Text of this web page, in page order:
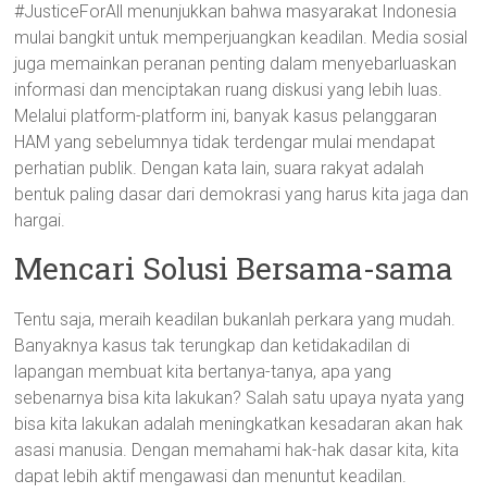
#JusticeForAll menunjukkan bahwa masyarakat Indonesia
mulai bangkit untuk memperjuangkan keadilan. Media sosial
juga memainkan peranan penting dalam menyebarluaskan
informasi dan menciptakan ruang diskusi yang lebih luas.
Melalui platform-platform ini, banyak kasus pelanggaran
HAM yang sebelumnya tidak terdengar mulai mendapat
perhatian publik. Dengan kata lain, suara rakyat adalah
bentuk paling dasar dari demokrasi yang harus kita jaga dan
hargai.
Mencari Solusi Bersama-sama
Tentu saja, meraih keadilan bukanlah perkara yang mudah.
Banyaknya kasus tak terungkap dan ketidakadilan di
lapangan membuat kita bertanya-tanya, apa yang
sebenarnya bisa kita lakukan? Salah satu upaya nyata yang
bisa kita lakukan adalah meningkatkan kesadaran akan hak
asasi manusia. Dengan memahami hak-hak dasar kita, kita
dapat lebih aktif mengawasi dan menuntut keadilan.